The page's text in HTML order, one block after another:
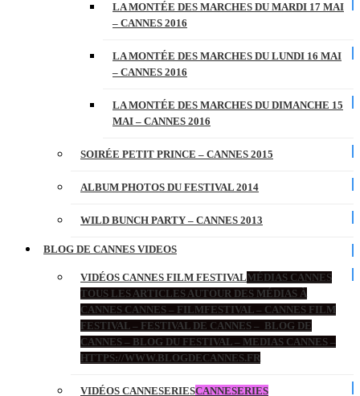
LA MONTÉE DES MARCHES DU MARDI 17 MAI
– CANNES 2016
LA MONTÉE DES MARCHES DU LUNDI 16 MAI
– CANNES 2016
LA MONTÉE DES MARCHES DU DIMANCHE 15
MAI – CANNES 2016
SOIRÉE PETIT PRINCE – CANNES 2015
ALBUM PHOTOS DU FESTIVAL 2014
WILD BUNCH PARTY – CANNES 2013
BLOG DE CANNES VIDEOS
VIDÉOS CANNES FILM FESTIVALMÉDIAS CANNES
TOUS LES ARTICLES AUTOUR DES MÉDIAS À
CANNES CANNES – FILMFESTIVAL – CANNES FILM
FESTIVAL – FESTIVAL DE CANNES – BLOG DE
CANNES – BLOG DU FESTIVAL – MEDIAS CANNES –
HTTPS://WWW.BLOGDECANNES.FR
VIDÉOS CANNESERIESCANNESERIES